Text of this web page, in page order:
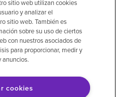
Corporation
de cookies
sitio web utilizan cookies
y analizar el
sitio web. También es
sobre su uso de ciertos
con nuestros asociados de
para proporcionar, medir y
anuncios.
cookies